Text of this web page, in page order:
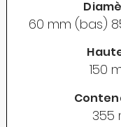
60 mm (bas)
150
355